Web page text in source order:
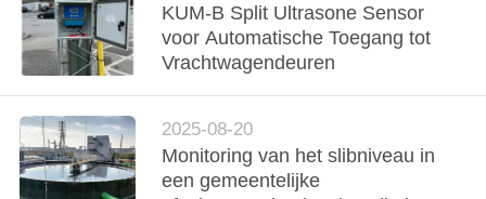
ONGEVEER
ONS
FABRIEKSREIS
KUM-B Split Ultrasone Sensor
voor Automatische Toegang tot
Vrachtwagendeuren
2025-08-20
Monitoring van het slibniveau in
een gemeentelijke